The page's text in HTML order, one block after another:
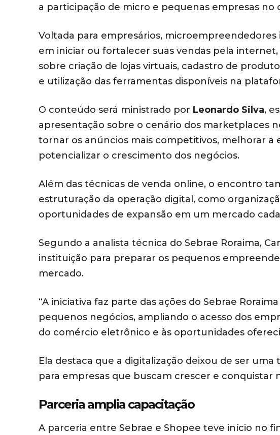
a participação de micro e pequenas empresas
Voltada para empresários, microempreendedores
em iniciar ou fortalecer suas vendas pela
sobre criação de lojas virtuais, cadastro de
e utilização das ferramentas disponíveis na
O conteúdo será ministrado por Leonardo Silva,
apresentação sobre o cenário dos marketplaces
tornar os anúncios mais competitivos, melhorar a
potencializar o crescimento dos negócios.
Além das técnicas de venda online, o encontro
estruturação da operação digital, como
oportunidades de expansão em um mercado
Segundo a analista técnica do Sebrae Roraima,
instituição para preparar os pequenos
mercado.
“A iniciativa faz parte das ações do Sebrae
pequenos negócios, ampliando o acesso dos
do comércio eletrônico e às oportunidades
Ela destaca que a digitalização deixou de ser
para empresas que buscam crescer e conquistar
Parceria amplia capacitação
A parceria entre Sebrae e Shopee teve início no